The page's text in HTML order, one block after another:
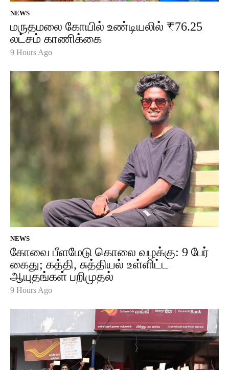
NEWS
மருதமலை கோயில் உண்டியலில் ₹76.25
லட்சம் காணிக்கை
9 Hours Ago
NEWS
கோவை பீளமேடு கொலை வழக்கு: 9 பேர்
கைது; கத்தி, சுத்தியல் உள்ளிட்ட
ஆயுதங்கள் பறிமுதல்
9 Hours Ago